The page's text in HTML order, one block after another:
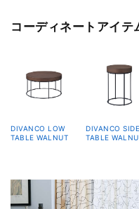
コーディネートアイテ
DIVANCO LOW
TABLE WALNUT
DIVANCO SIDE
TABLE